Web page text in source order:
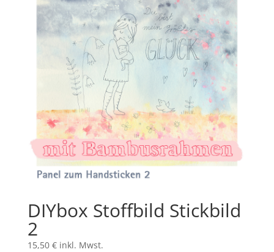
DIYbox Stoffbild Stickbild
2
15,50 € inkl. Mwst.